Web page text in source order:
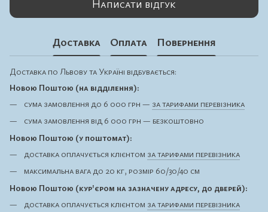
Написати відгук
Доставка Оплата Повернення
Доставка по Львову та Україні відбувається:
Новою Поштою (на відділення):
сума замовлення до 6 000 грн — за тарифами перевізника
сума замовлення від 6 000 грн — безкоштовно
Новою Поштою (у поштомат):
доставка оплачується клієнтом за тарифами перевізника
максимальна вага до 20 кг, розмір 60/30/40 см
Новою Поштою (кур'єром на зазначену адресу, до дверей):
доставка оплачується клієнтом за тарифами перевізника